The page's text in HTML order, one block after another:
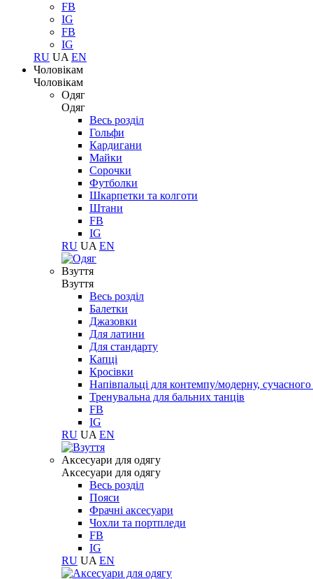
FB
IG
FB
IG
RU UA EN
Чоловікам
Чоловікам
Одяг
Одяг
Весь розділ
Гольфи
Кардигани
Майки
Сорочки
Футболки
Шкарпетки та колготи
Штани
FB
IG
RU UA EN
Взуття
Взуття
Весь розділ
Балетки
Джазовки
Для латини
Для стандарту
Капці
Кросівки
Напівпальці для контемпу/модерну,
Тренувальна для бальних танців
FB
IG
RU UA EN
Aксесуари для одягу
Aксесуари для одягу
Весь розділ
Пояси
Фрачні аксесуари
Чохли та портпледи
FB
IG
RU UA EN